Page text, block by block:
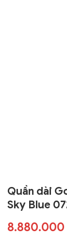
Quần dài
Sky Blue
8.880.000